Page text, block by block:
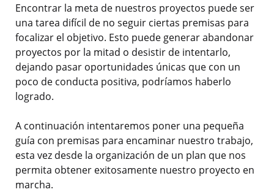
Encontrar la meta de nuestros proyectos puede ser
una tarea difícil de no seguir ciertas premisas para
focalizar el objetivo. Esto puede generar abandonar
proyectos por la mitad o desistir de intentarlo,
dejando pasar oportunidades únicas que con un
poco de conducta positiva, podríamos haberlo
logrado.
A continuación intentaremos poner una pequeña
guía con premisas para encaminar nuestro trabajo,
esta vez desde la organización de un plan que nos
permita obtener exitosamente nuestro proyecto en
marcha.